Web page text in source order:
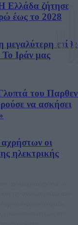
Ελλάδα ζήτησε
έως το 2028
Ιράν μας
του
να ασκήσει
οι
ηλεκτρικής